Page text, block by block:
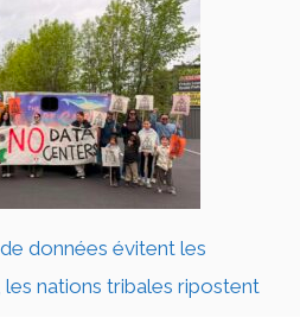
données évitent les
nations tribales ripostent